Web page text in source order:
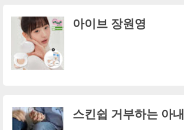
아이브 장원영
스킨쉽 거부하는 아내